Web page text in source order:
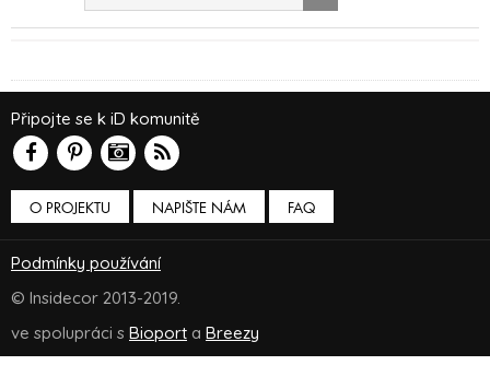
O PROJEKTU NAPIŠTE NÁM
Připojte se k iD komunitě
FAQ
Podmínky používání
© Insidecor 2013-2019.
ve spolupráci s Bioport a Breezy